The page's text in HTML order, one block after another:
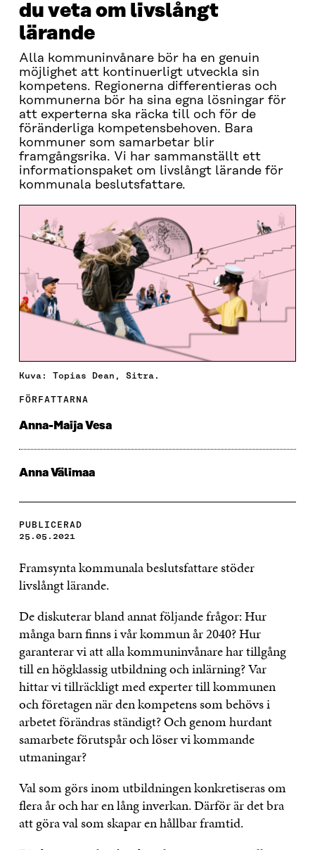
du veta om livslångt
lärande
Alla kommuninvånare bör ha en genuin
möjlighet att kontinuerligt utveckla sin
kompetens. Regionerna differentieras och
kommunerna bör ha sina egna lösningar för
att experterna ska räcka till och för de
föränderliga kompetensbehoven. Bara
kommuner som samarbetar blir
framgångsrika. Vi har sammanställt ett
informationspaket om livslångt lärande för
kommunala beslutsfattare.
Kuva: Topias Dean, Sitra.
FÖRFATTARNA
Anna-Maija Vesa
Anna Välimaa
PUBLICERAD
25.05.2021
Framsynta kommunala beslutsfattare stöder
livslångt lärande.
De diskuterar bland annat följande frågor: Hur
många barn finns i vår kommun år 2040? Hur
garanterar vi att alla kommuninvånare har tillgång
till en högklassig utbildning och inlärning? Var
hittar vi tillräckligt med experter till kommunen
och företagen när den kompetens som behövs i
arbetet förändras ständigt? Och genom hurdant
samarbete förutspår och löser vi kommande
utmaningar?
Val som görs inom utbildningen konkretiseras om
flera år och har en lång inverkan. Därför är det bra
att göra val som skapar en hållbar framtid.